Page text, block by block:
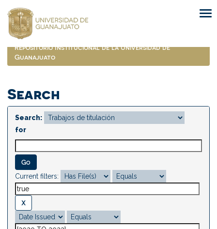
navigation
Repositorio Institucional de la Universidad de
Guanajuato
Search
Search:
for
Current filters: